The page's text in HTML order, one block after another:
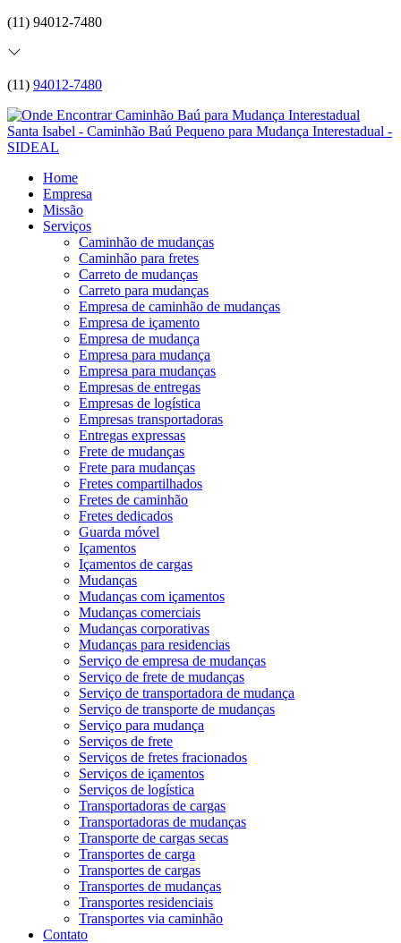
(11) 94012-7480
(11) 94012-7480
Home
Empresa
Missão
Serviços
Caminhão de mudanças
Caminhão para fretes
Carreto de mudanças
Carreto para mudanças
Empresa de caminhão de mudanças
Empresa de içamento
Empresa de mudança
Empresa para mudança
Empresa para mudanças
Empresas de entregas
Empresas de logística
Empresas transportadoras
Entregas expressas
Frete de mudanças
Frete para mudanças
Fretes compartilhados
Fretes de caminhão
Fretes dedicados
Guarda móvel
Içamentos
Içamentos de cargas
Mudanças
Mudanças com içamentos
Mudanças comerciais
Mudanças corporativas
Mudanças para residencias
Serviço de empresa de mudanças
Serviço de frete de mudanças
Serviço de transportadora de mudança
Serviço de transporte de mudanças
Serviço para mudança
Serviços de frete
Serviços de fretes fracionados
Serviços de içamentos
Serviços de logística
Transportadoras de cargas
Transportadoras de mudanças
Transporte de cargas secas
Transportes de carga
Transportes de cargas
Transportes de mudanças
Transportes residenciais
Transportes via caminhão
Contato